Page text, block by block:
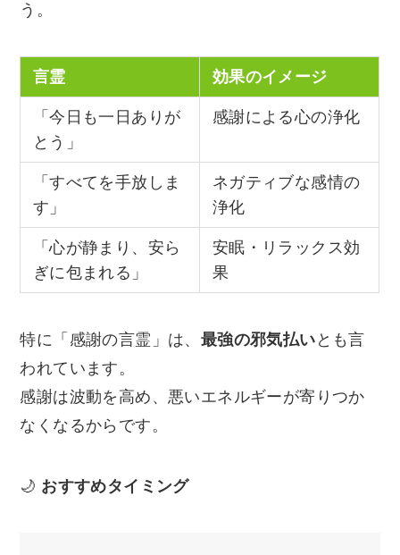
う。
言霊 効果のイメージ
「今日も一日ありが
とう」
感謝による心の浄化
「すべてを手放しま
す」
ネガティブな感情の
浄化
「心が静まり、安ら
ぎに包まれる」
安眠・リラックス効
果
特に「感謝の言霊」は、 最強の邪気払い とも言
われています。
感謝は波動を高め、悪いエネルギーが寄りつか
なくなるからです。
🌙 おすすめタイミング